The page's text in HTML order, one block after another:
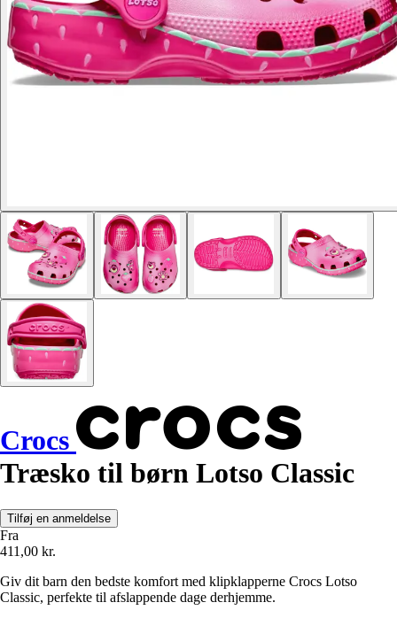
Crocs
Træsko til børn Lotso Classic
Tilføj en anmeldelse
Fra
411,00 kr.
Giv dit barn den bedste komfort med klipklapperne Crocs Lotso
Classic, perfekte til afslappende dage derhjemme.